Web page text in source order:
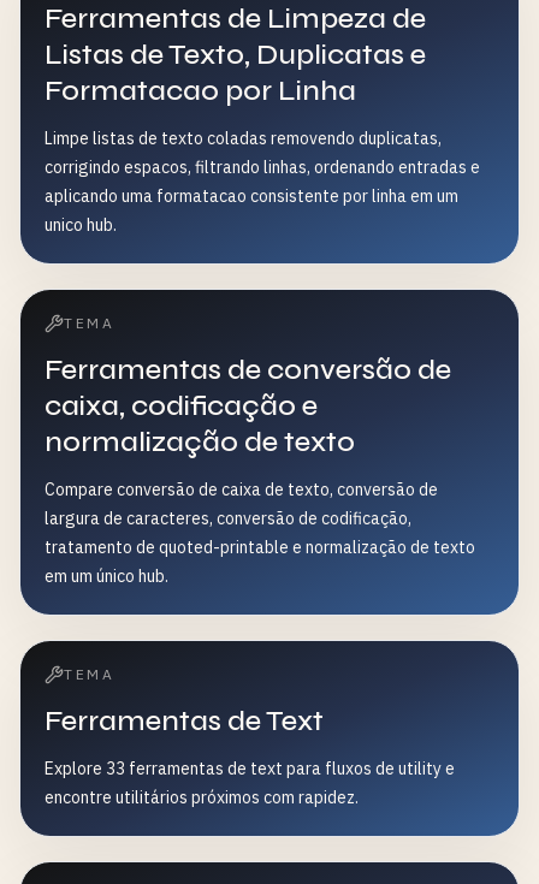
Ferramentas de Limpeza de
Listas de Texto, Duplicatas e
Formatacao por Linha
Limpe listas de texto coladas removendo duplicatas,
corrigindo espacos, filtrando linhas, ordenando entradas e
aplicando uma formatacao consistente por linha em um
unico hub.
TEMA
Ferramentas de conversão de
caixa, codificação e
normalização de texto
Compare conversão de caixa de texto, conversão de
largura de caracteres, conversão de codificação,
tratamento de quoted-printable e normalização de texto
em um único hub.
TEMA
Ferramentas de Text
Explore 33 ferramentas de text para fluxos de utility e
encontre utilitários próximos com rapidez.